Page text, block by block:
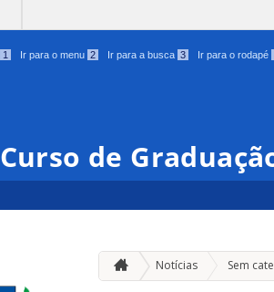
1 Ir para o menu 2 Ir para a busca 3 Ir para o rodapé
Curso de
Notícias Sem